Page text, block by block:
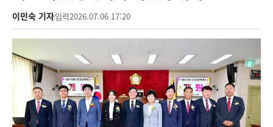
이민숙 기자입력2026.07.06 17:20